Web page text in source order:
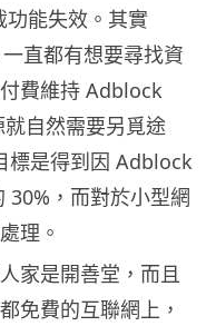
能失效。其實
直都有想要尋找資
費維持 Adblock
自然需要另覓途
標是得到因 Adblock
30%，而對於小型網
理。
家是開善堂，而且
免費的互聯網上，